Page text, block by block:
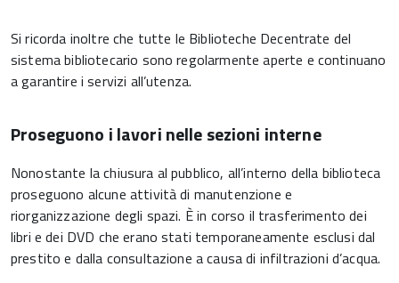
Si ricorda inoltre che tutte le Biblioteche Decentrate del
sistema bibliotecario sono regolarmente aperte e continuano
a garantire i servizi all’utenza.
Proseguono i lavori nelle sezioni interne
Nonostante la chiusura al pubblico, all’interno della biblioteca
proseguono alcune attività di manutenzione e
riorganizzazione degli spazi. È in corso il trasferimento dei
libri e dei DVD che erano stati temporaneamente esclusi dal
prestito e dalla consultazione a causa di infiltrazioni d’acqua.